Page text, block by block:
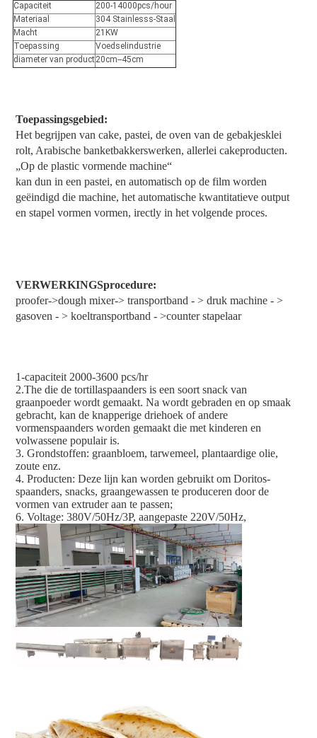
Capaciteit
200-14000pcs/hour
Materiaal
304 Stainlesss-Staal
Macht
21KW
Toepassing
Voedselindustrie
diameter van product20cm--45cm
Toepassingsgebied:
Het begrijpen van cake, pastei, de oven van de gebakjesklei
rolt, Arabische banketbakkerswerken, allerlei cakeproducten.
„Op de plastic vormende machine“
kan dun in een pastei, en automatisch op de film worden
geëindigd die machine, het automatische kwantitatieve output
en stapel vormen vormen, irectly in het volgende proces.
VERWERKINGSprocedure:
proofer->dough mixer-> transportband - > druk machine - >
gasoven - > koeltransportband - >counter stapelaar
1-capaciteit 2000-3600 pcs/hr
2.The die de tortillaspaanders is een soort snack van
graanpoeder wordt gemaakt. Na wordt gebraden en op smaak
gebracht, kan de knapperige driehoek of andere
vormenspaanders worden gemaakt die met kinderen en
volwassene populair is.
3. Grondstoffen: graanbloem, tarwemeel, plantaardige olie,
zoute enz.
4. Producten: Deze lijn kan worden gebruikt om Doritos-
spaanders, snacks, graangewassen te produceren door de
vormen van extruder aan te passen;
6. Voltage: 380V/50Hz/3P, aangepaste 220V/50Hz,